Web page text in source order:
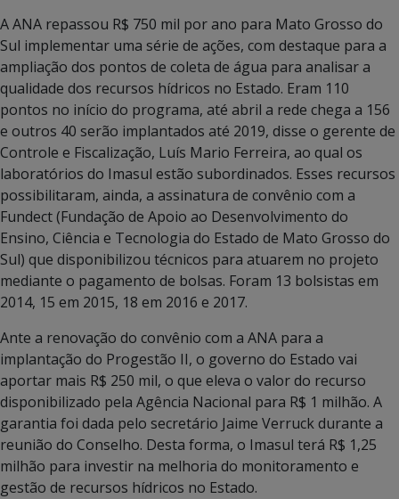
A ANA repassou R$ 750 mil por ano para Mato Grosso do
Sul implementar uma série de ações, com destaque para a
ampliação dos pontos de coleta de água para analisar a
qualidade dos recursos hídricos no Estado. Eram 110
pontos no início do programa, até abril a rede chega a 156
e outros 40 serão implantados até 2019, disse o gerente de
Controle e Fiscalização, Luís Mario Ferreira, ao qual os
laboratórios do Imasul estão subordinados. Esses recursos
possibilitaram, ainda, a assinatura de convênio com a
Fundect (Fundação de Apoio ao Desenvolvimento do
Ensino, Ciência e Tecnologia do Estado de Mato Grosso do
Sul) que disponibilizou técnicos para atuarem no projeto
mediante o pagamento de bolsas. Foram 13 bolsistas em
2014, 15 em 2015, 18 em 2016 e 2017.
Ante a renovação do convênio com a ANA para a
implantação do Progestão II, o governo do Estado vai
aportar mais R$ 250 mil, o que eleva o valor do recurso
disponibilizado pela Agência Nacional para R$ 1 milhão. A
garantia foi dada pelo secretário Jaime Verruck durante a
reunião do Conselho. Desta forma, o Imasul terá R$ 1,25
milhão para investir na melhoria do monitoramento e
gestão de recursos hídricos no Estado.